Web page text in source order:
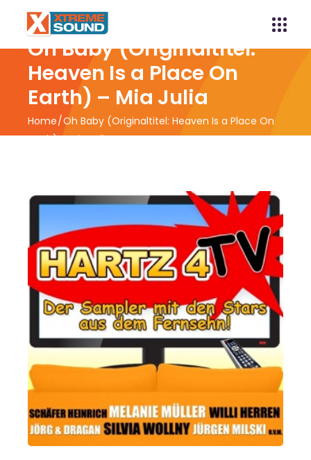
Oh Baby (Originaltitel:
Heaven Is a Place On
Earth) – Mia Julia
Home Oh Baby (Originaltitel: Heaven Is a Place On
Earth) – Mia Julia